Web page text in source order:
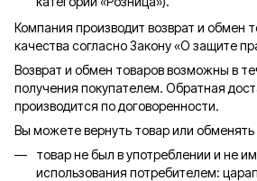
Компания производит возврат и обмен
качества согласно Закону «О защите
Возврат и обмен товаров возможны в
получения покупателем. Обратная
производится по договоренности.
Вы можете вернуть товар или обменять
товар не был в употреблении и не
использования потребителем: